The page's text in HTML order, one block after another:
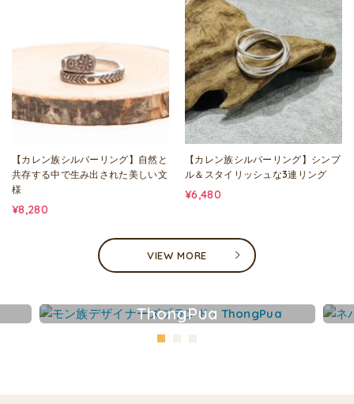
【カレン族シルバーリング】自然と
共存する中で生み出された美しい文
様
¥8,280
【カレン族シルバーリング】シンプ
ル＆スタイリッシュな3連リング
¥6,480
VIEW MORE
ThongPua